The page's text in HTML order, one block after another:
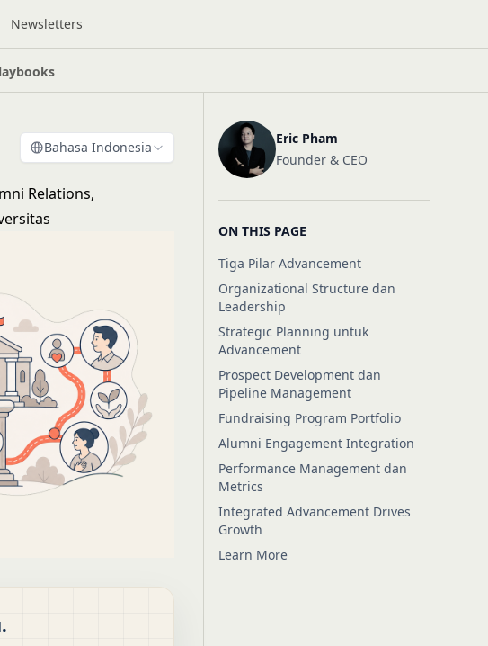
Newsletters
Bahasa Indonesia
Relations,
Eric Pham
Founder & CEO
ON THIS PAGE
Tiga Pilar Advancement
Organizational Structure dan
Leadership
Strategic Planning untuk
Advancement
Prospect Development dan
Pipeline Management
Fundraising Program Portfolio
Alumni Engagement Integration
Performance Management dan
Metrics
Integrated Advancement Drives
Growth
Learn More